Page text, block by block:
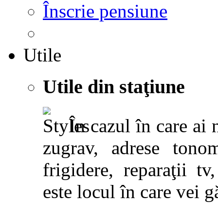
Înscrie pensiune
Utile
Utile din staţiune
În cazul în care ai
zugrav, adrese
frigidere, reparaţii
este locul în care vei